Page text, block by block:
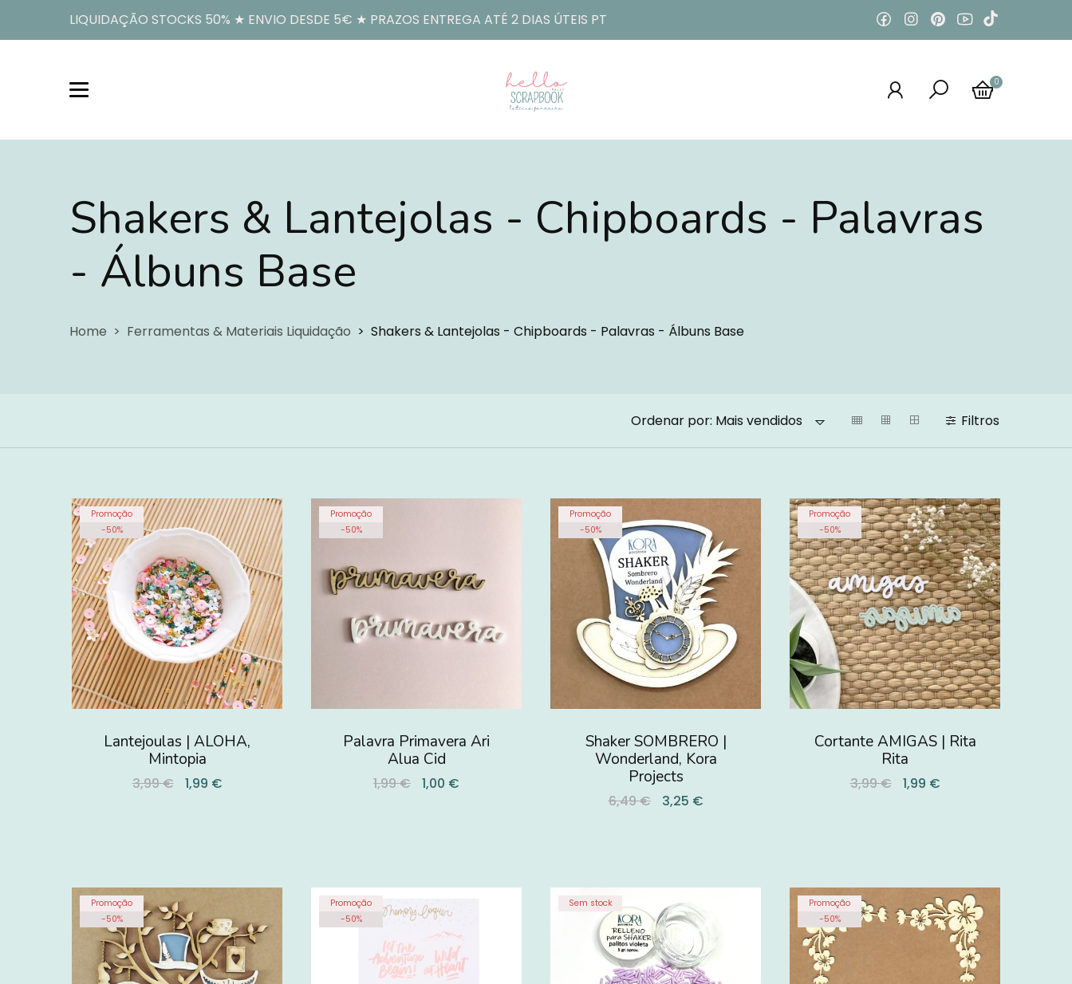
LIQUIDAÇÃO STOCKS 50% ★ ENVIO DESDE 5€ ★ PRAZOS ENTREGA ATÉ 2 DIAS ÚTEIS PT
0
Shakers & Lantejolas - Chipboards - Palavras
- Álbuns Base
Shakers & Lantejolas - Chipboards - Palavras - Álbuns Base
Home Ferramentas & Materiais Liquidação Shakers & Lantejolas - Chipboards - Palavras - Álbuns Base
Ordenar por: Mais vendidos Filtros
Promoção
-50%
Lantejoulas | ALOHA,
Mintopia
3,99 € 1,99 €
Promoção
-50%
Palavra Primavera Ari
Alua Cid
1,99 € 1,00 €
Promoção
-50%
Shaker SOMBRERO |
Wonderland, Kora
Projects
6,49 € 3,25 €
Promoção
-50%
Cortante AMIGAS | Rita
Rita
3,99 € 1,99 €
Promoção
-50%
Promoção
-50%
Sem stock
Promoção
-50%